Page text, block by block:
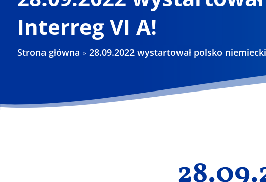
Interreg VI A!
Strona główna »28.09.2022 wystartował polsko